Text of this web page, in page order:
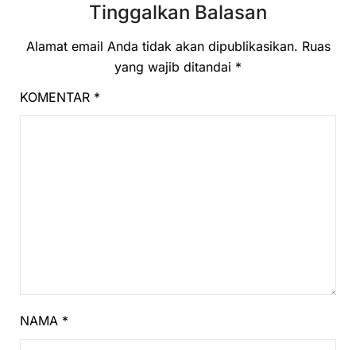
Tinggalkan Balasan
Alamat email Anda tidak akan dipublikasikan. Ruas
yang wajib ditandai *
KOMENTAR *
NAMA *